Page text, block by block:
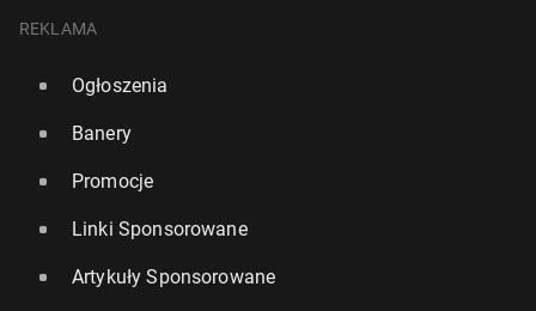
REKLAMA
Ogłoszenia
Banery
Promocje
Linki Sponsorowane
Artykuły Sponsorowane